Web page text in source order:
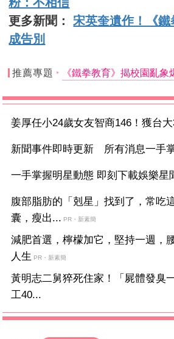
更多新聞： 宋英奎遺作！《
成告別
推薦專題 《鐵拳教育》揭校園亂象
姜厚任小24歲女友智商146！獲台
新聞事件即時更新 所有消息一手
一手掌握明星動態 即刻下載娛樂星
腹部脂肪的「剋星」找到了，常吃
囊，瘦出... PR・新素簡
減肥首選，檸檬加它，堅持一週，
人生 PR・新素簡
黃明志二舅猝死住家！「屍體發
工40...